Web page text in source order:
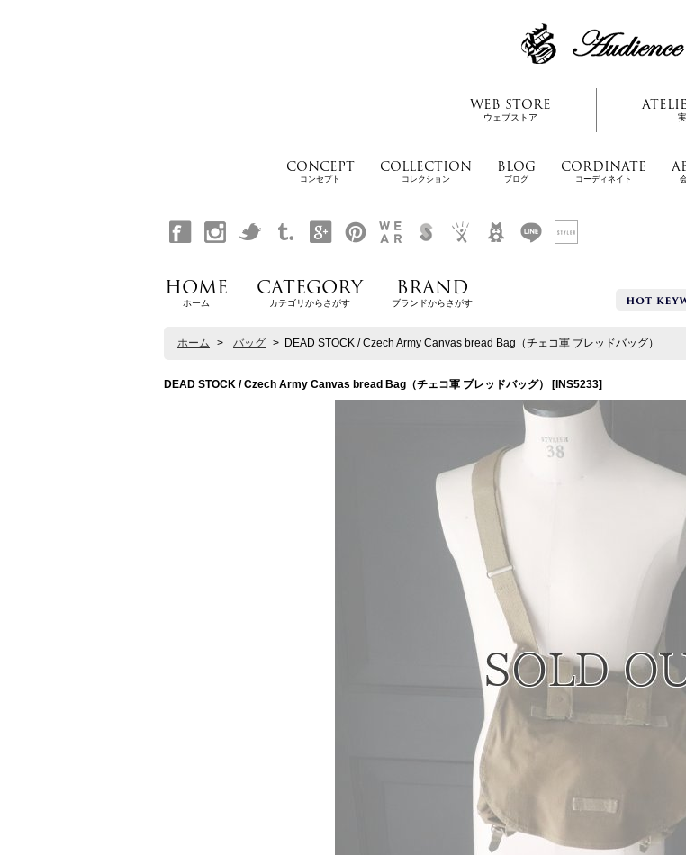
WEB STORE
ウェブストア
CONCEPT
コンセプト
COLLECTION
コレクション
BLOG
ブログ
CORDINATE
コーディネイト
HOME
ホーム
CATEGORY
カテゴリからさがす
BRAND
ブランドからさがす
ホーム > バッグ > DEAD STOCK / Czech Army Canvas bread Bag（チェコ軍 ブレッドバッグ）
DEAD STOCK / Czech Army Canvas bread Bag（チェコ軍 ブレッドバッグ） [ INS5233]